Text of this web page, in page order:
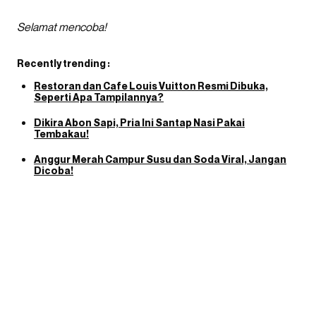
Selamat mencoba!
Recently trending :
Restoran dan Cafe Louis Vuitton Resmi Dibuka,
Seperti Apa Tampilannya?
Dikira Abon Sapi, Pria Ini Santap Nasi Pakai
Tembakau!
Anggur Merah Campur Susu dan Soda Viral, Jangan
Dicoba!